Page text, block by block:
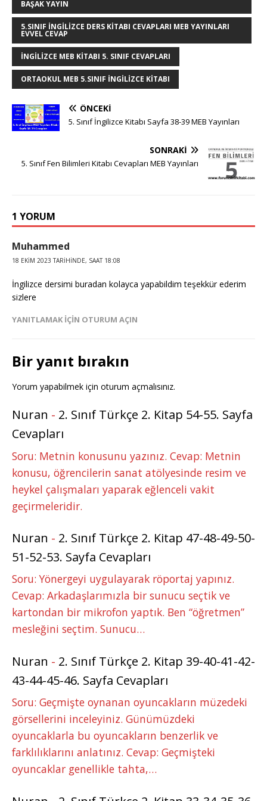
BAŞAK YAYIN
5.SINIF INGILIZCE DERS KITABI CEVAPLARI MEB YAYINLARI
EVVEL CEVAP
INGILIZCE MEB KITABI 5. SINIF CEVAPLARI
ORTAOKUL MEB 5.SINIF INGILIZCE KITABI
ÖNCEKI
5. Sınıf İngilizce Kitabı Sayfa 38-39 MEB Yayınları
SONRAKI
5. Sınıf Fen Bilimleri Kitabı Cevapları MEB Yayınları
1 YORUM
Muhammed
18 EKIM 2023 TARIHINDE, SAAT 18:08
İngilizce dersimi buradan kolayca yapabildim teşekkür ederim
sizlere
YANITLAMAK IÇIN OTURUM AÇIN
Bir yanıt bırakın
Yorum yapabilmek için oturum açmalısınız.
Nuran - 2. Sınıf Türkçe 2. Kitap 54-55. Sayfa
Cevapları
Soru: Metnin konusunu yazınız. Cevap: Metnin
konusu, öğrencilerin sanat atölyesinde resim ve
heykel çalışmaları yaparak eğlenceli vakit
geçirmeleridir.
Nuran - 2. Sınıf Türkçe 2. Kitap 47-48-49-50-
51-52-53. Sayfa Cevapları
Soru: Yönergeyi uygulayarak röportaj yapınız.
Cevap: Arkadaşlarımızla bir sunucu seçtik ve
kartondan bir mikrofon yaptık. Ben “öğretmen”
mesleğini seçtim. Sunucu…
Nuran - 2. Sınıf Türkçe 2. Kitap 39-40-41-42-
43-44-45-46. Sayfa Cevapları
Soru: Geçmişte oynanan oyuncakların müzedeki
görsellerini inceleyiniz. Günümüzdeki
oyuncaklarla bu oyuncakların benzerlik ve
farklılıklarını anlatınız. Cevap: Geçmişteki
oyuncaklar genellikle tahta,…